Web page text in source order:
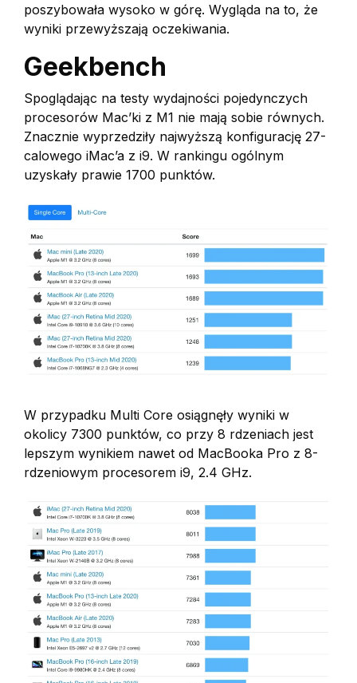
poszybowała wysoko w górę. Wygląda na to, że
wyniki przewyższają oczekiwania.
Geekbench
Spoglądając na testy wydajności pojedynczych
procesorów Mac’ki z M1 nie mają sobie równych.
Znacznie wyprzedziły najwyższą konfigurację 27-
calowego iMac’a z i9. W rankingu ogólnym
uzyskały prawie 1700 punktów.
W przypadku Multi Core osiągnęły wyniki w
okolicy 7300 punktów, co przy 8 rdzeniach jest
lepszym wynikiem nawet od MacBooka Pro z 8-
rdzeniowym procesorem i9, 2.4 GHz.